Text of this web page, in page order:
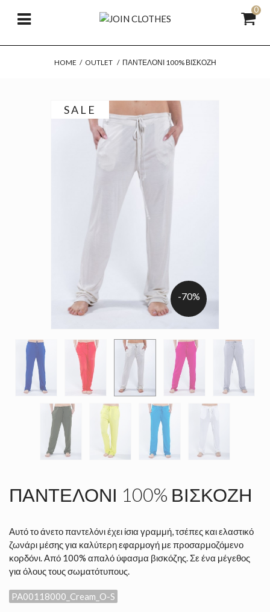
0
HOME / OUTLET / ΠΑΝΤΕΛΌΝΙ 100% ΒΙΣΚΌΖΗ
SALE
-70%
ΠΑΝΤΕΛΌΝΙ 100% ΒΙΣΚΌΖΗ
Αυτό το άνετο παντελόνι έχει ίσια γραμμή, τσέπες και ελαστικό
ζωνάρι μέσης για καλύτερη εφαρμογή με προσαρμοζόμενο
κορδόνι. Από 100% απαλό ύφασμα βισκόζης. Σε ένα μέγεθος
για όλους τους σωματότυπους.
PA00118000_Cream_O-S